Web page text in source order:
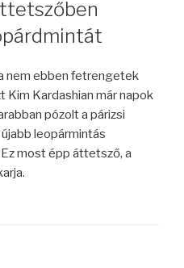
nem ebben fetrengetek
Kardashian már napok
pózolt a párizsi
leopármintás
most épp áttetsző, a